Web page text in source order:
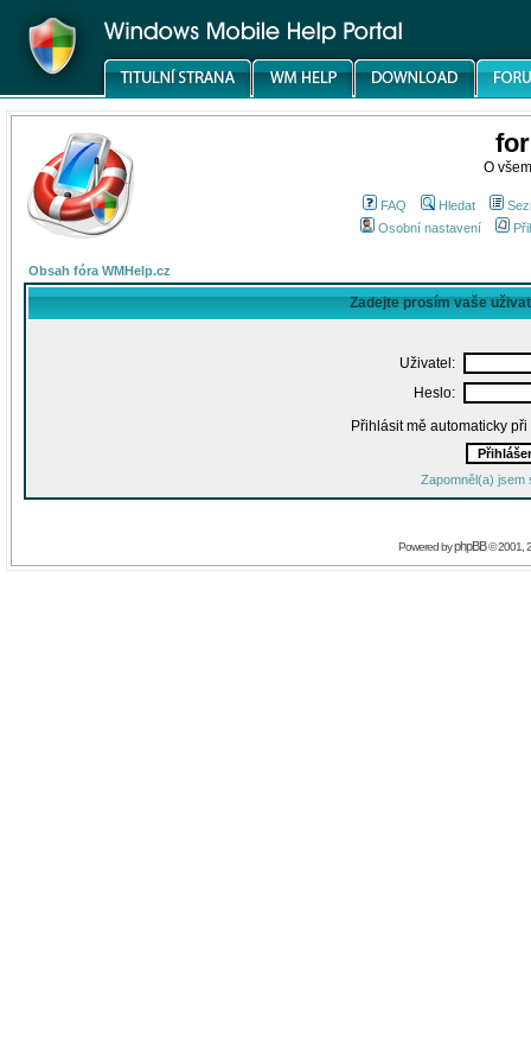
O
FAQ Hledat
Osobní nastavení
Obsah fóra WMHelp.cz
Zadejte prosím vaše
Uživatel:
Heslo:
Přihlásit mě automaticky
Zapomněl(a) jsem
Powered byphpBB© 2001,